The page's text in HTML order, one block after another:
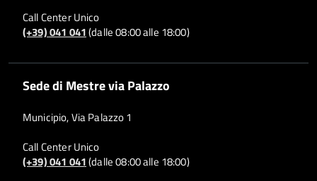
Call Center Unico
(+39) 041 041(dalle 08:00 alle 18:00)
Sede di Mestre via Palazzo
Municipio, Via Palazzo 1
Call Center Unico
(+39) 041 041(dalle 08:00 alle 18:00)